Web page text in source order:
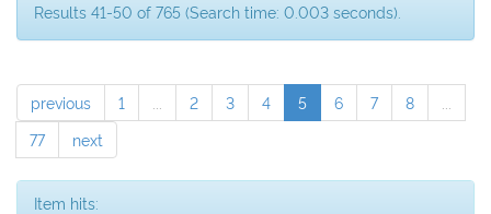
Results 41-50 of 765 (Search time: 0.003 seconds).
previous 1 2 3 4 5 6 7 8
77
next
Item hits: